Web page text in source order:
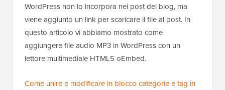
WordPress non lo incorpora nei post del blog, ma
viene aggiunto un link per scaricare il file al post. In
questo articolo vi abbiamo mostrato come
aggiungere file audio MP3 in WordPress con un
lettore multimediale HTML5 oEmbed.
Come unire e modificare in blocco categorie e tag in